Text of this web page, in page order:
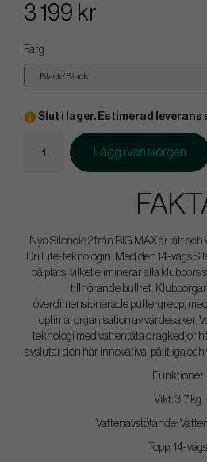
3 199 kr
Färg
Slut i lager. Estimerad leverans
Lägg i varukorgen
Nya Silencio 2 från BIG MAX är lätt
Dri Lite-teknologin. Med den 14-vägs
på plats, vilket eliminerar alla klubbors
tillhörande bullret.
överdimensionerade puttergrepp,
optimal organisation av värdesaker.
teknologi med vattentäta dragkedjor
avslutar den här innovativa, pålitliga
Funktioner
Vikt: 3,7 kg
Vattenavstötande:
Topp: 14-vägs